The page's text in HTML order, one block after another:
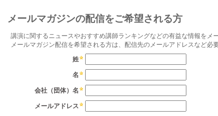
メールマガジンの配信をご希望される方
講演に関するニュースやおすすめ講師ランキングなどの有益な情報をメ
メールマガジン配信を希望される方は、配信先のメールアドレスなど
姓
名
会社（団体）名
メールアドレス